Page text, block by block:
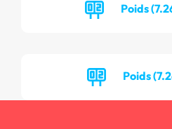
Poids
Poids